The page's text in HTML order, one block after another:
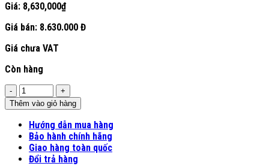
Giá: 8,630,000₫
Giá bán: 8.630.000 Đ
Giá chưa VAT
Còn hàng
Số
lượng
Thêm vào giỏ hàng
Hướng dẫn mua hàng
Bảo hành chính hãng
Giao hàng toàn quốc
Đổi trả hàng